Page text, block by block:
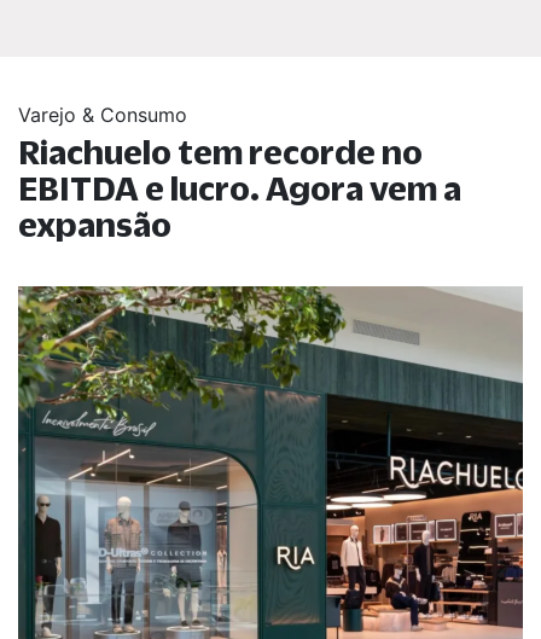
Varejo & Consumo
Riachuelo tem recorde no
EBITDA e lucro. Agora vem a
expansão